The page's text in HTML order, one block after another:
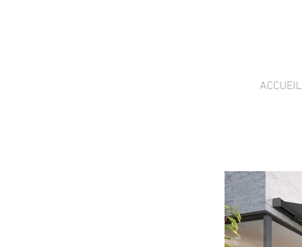
ACCUEIL